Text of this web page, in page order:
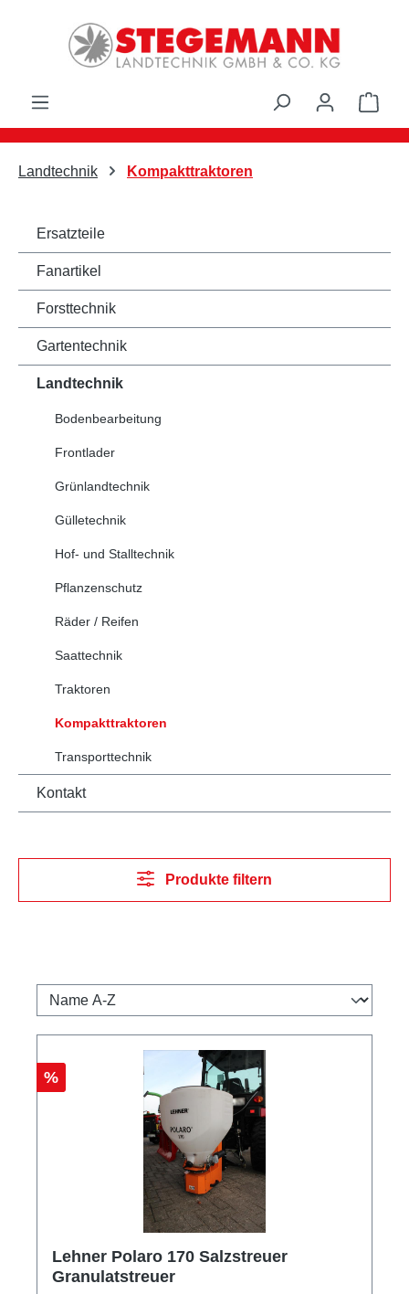
Zum Hauptinhalt springen
Landtechnik Kompakttraktoren
Ersatzteile
Fanartikel
Forsttechnik
Gartentechnik
Landtechnik
Bodenbearbeitung
Frontlader
Grünlandtechnik
Gülletechnik
Hof- und Stalltechnik
Pflanzenschutz
Räder / Reifen
Saattechnik
Traktoren
Kompakttraktoren
Transporttechnik
Kontakt
Produkte filtern
Rabatt
%
Lehner Polaro 170 Salzstreuer
Granulatstreuer